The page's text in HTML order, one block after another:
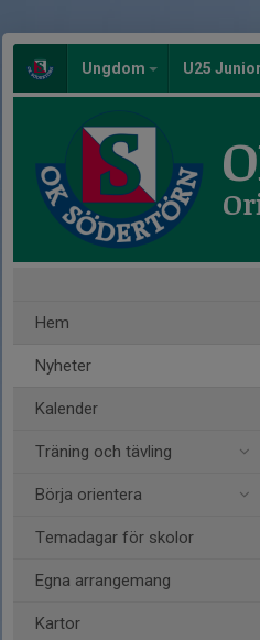
Ungdom U25
Hem
Nyheter
Kalender
Träning och tävling
Börja orientera
Temadagar för skolor
Egna arrangemang
Kartor